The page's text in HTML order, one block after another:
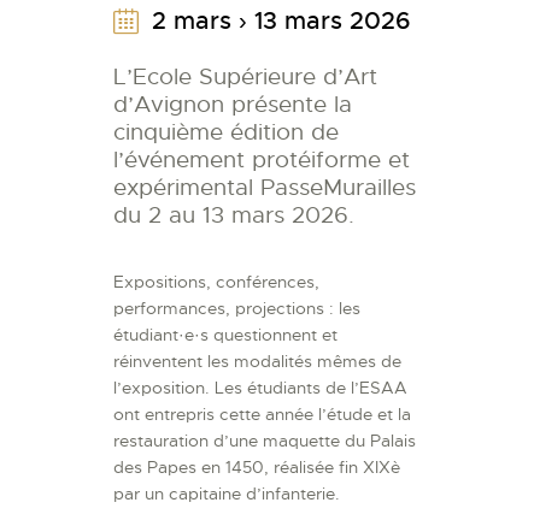
2 mars › 13 mars 2026
L’Ecole Supérieure d’Art
d’Avignon présente la
cinquième édition de
l’événement protéiforme et
expérimental PasseMurailles
du 2 au 13 mars 2026.
Expositions, conférences,
performances, projections : les
étudiant·e·s questionnent et
réinventent les modalités mêmes de
l’exposition. Les étudiants de l’ESAA
ont entrepris cette année l’étude et la
restauration d’une maquette du Palais
des Papes en 1450, réalisée fin XIXè
par un capitaine d’infanterie.